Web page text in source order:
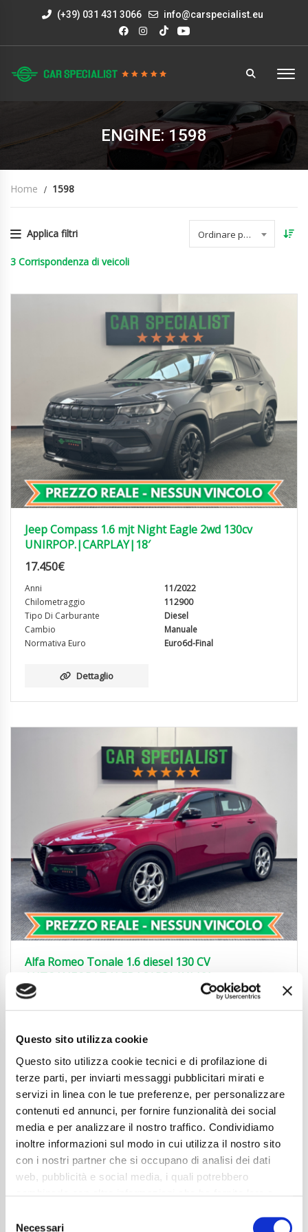
Questo sito utilizza cookie
Questo sito utilizza cookie tecnici e di profilazione di
terze parti, per inviarti messaggi pubblicitari mirati e
servizi in linea con le tue preferenze, per personalizzare
contenuti ed annunci, per fornire funzionalità dei social
media e per analizzare il nostro traffico. Condividiamo
inoltre informazioni sul modo in cui utilizza il nostro sito
con i nostri partner che si occupano di analisi dei dati
web, pubblicità e social media, i quali potrebbero
mera chiusura del banner non comporta l’accettazione
Necessari
(+39) 031 431 3066 info@carspecialist.eu
ENGINE: 1598
Home 1598
Applica filtri Ordinare per data
3 Corrispondenza di veicoli
Jeep Compass 1.6 mjt Night Eagle 2wd 130cv
UNIRPOP.|CARPLAY|18′
17.450€
Anni
11/2022
Chilometraggio
112900
Tipo Di Carburante
Diesel
Cambio
Manuale
Normativa Euro
Euro6d-Final
Dettaglio
Alfa Romeo Tonale 1.6 diesel 130 CV
AUTO|NEOPAT.|LED|CARPLAY|18′
19.850
Chilometraggio
Cambio
Automatico
Normativa Euro
Euro6d-TEMP
Dettaglio